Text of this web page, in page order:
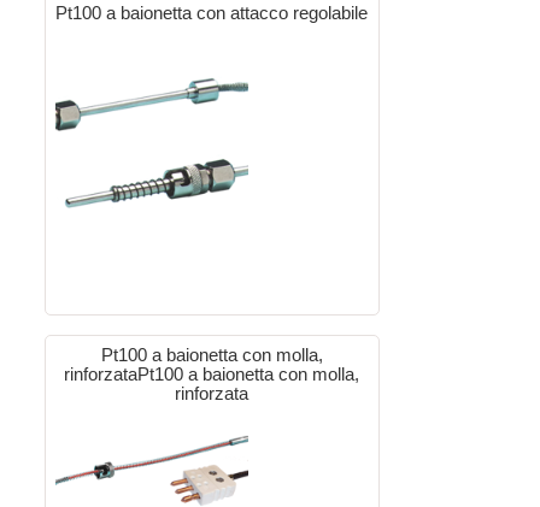
Pt100 a baionetta con attacco regolabile
Pt100 a baionetta con molla,
rinforzataPt100 a baionetta con molla,
rinforzata